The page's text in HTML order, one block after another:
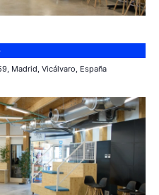
Madrid, Vicálvaro, España